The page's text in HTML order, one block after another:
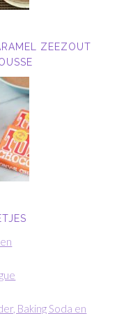
ZEEZOUT
Baking Soda en